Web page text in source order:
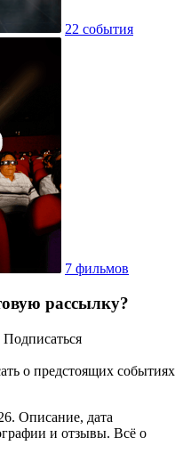
22 события
7 фильмов
рассылку?
Подписаться
о предстоящих событиях
Описание, дата
и отзывы. Всё о